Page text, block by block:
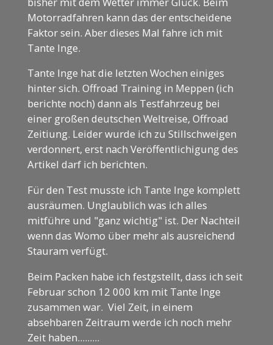
Motorradfahren kann das der entscheidene
Faktor sein. Aber dieses Mal fahre ich mit
Tante Inge.
Tante Inge hat die letzten Wochen einiges
hinter sich. Offroad Training in Meppen (ich
berichte noch) dann als Testfahrzeug bei
einer großen deutschen Weltreise, Offroad
Zeitiung. Leider wurde ich zu Stillschweigen
verdonnert, erst nach Veröffentlichigung des
Artikel darf ich berichten.
Für den Test musste ich Tante Inge komplett
ausräumen. Unglaublich was ich alles
mitführe und "ganz wichtig" ist. Der Nachteil
wenn das Womo über mehr als ausreichend
Stauram verfügt.
Beim Packen habe ich festgstellt, dass ich seit
Februar schon 12 000 km mit Tante Inge
zusammen war. Viel Zeit, in einem
absehbaren Zeitraum werde ich noch mehr
Zeit haben.........